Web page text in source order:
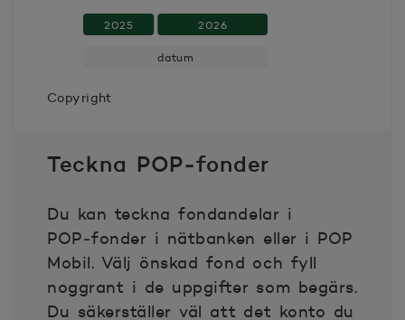
2025-08-13 1.743
1.741
2025-08-18 1.737
2025-08-19 1.742
2025-08-20 1.745
2025 2026
datum
Copyright
Teckna POP‑fonder
Du kan teckna fondandelar i
POP‑fonder i nätbanken eller i POP
Mobil. Välj önskad fond och fyll
noggrant i de uppgifter som begärs.
Du säkerställer väl att det konto du